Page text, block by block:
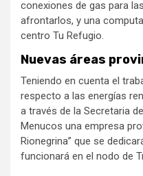
conexiones de gas para
afrontarlos, y una
centro Tu Refugio.
Nuevas áreas
Teniendo en cuenta el
respecto a las energías
a través de la Secretaria
Menucos una empresa
Rionegrina” que se
funcionará en el nodo de